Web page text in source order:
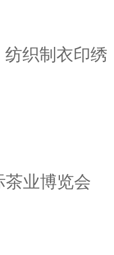
纺织制衣印绣
茶业博览会